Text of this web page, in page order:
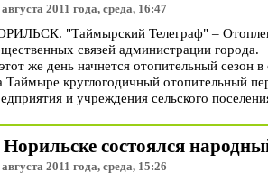
2011 года, среда, 16:47
"Таймырский Телеграф" –
связей администрации города.
же день начнется отопительный сезон
Таймыре круглогодичный отопительный
и учреждения сельского
состоялся
2011 года, среда, 15:26